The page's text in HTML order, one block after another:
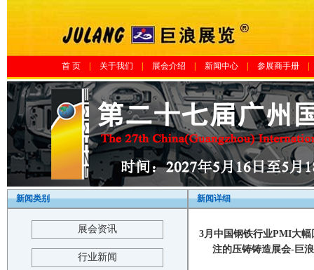
首 页 关于我们 展会介绍 新闻中心 参展商手册|
新闻类别
展会资讯
行业新闻
新闻详细
3月中国钢铁行业PMI大
注的压铸铸造展会-巨